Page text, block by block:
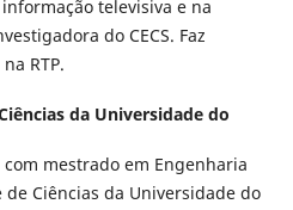
televisiva e na
do CECS. Faz
RTP.
da Universidade do
mestrado em Engenharia
Ciências da Universidade do